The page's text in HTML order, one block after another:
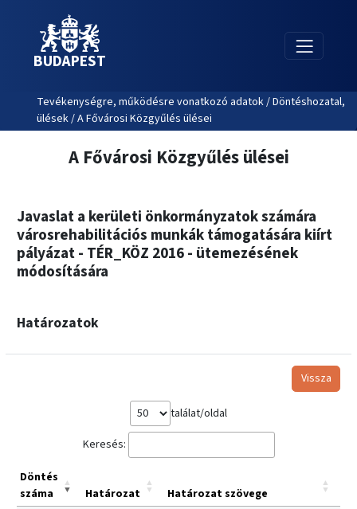
BUDAPEST
Tevékenységre, működésre vonatkozó adatok / Döntéshozatal,
ülések / A Fővárosi Közgyűlés ülései
A Fővárosi Közgyűlés ülései
Javaslat a kerületi önkormányzatok számára
városrehabilitációs munkák támogatására kiírt
pályázat - TÉR_KÖZ 2016 - ütemezésének
módosítására
Határozatok
Vissza
találat/oldal
Keresés:
Döntés
száma
Határozat
Határozat szövege